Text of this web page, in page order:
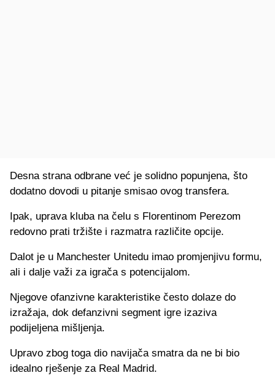
Desna strana odbrane već je solidno popunjena, što
dodatno dovodi u pitanje smisao ovog transfera.
Ipak, uprava kluba na čelu s Florentinom Perezom
redovno prati tržište i razmatra različite opcije.
Dalot je u Manchester Unitedu imao promjenjivu formu,
ali i dalje važi za igrača s potencijalom.
Njegove ofanzivne karakteristike često dolaze do
izražaja, dok defanzivni segment igre izaziva
podijeljena mišljenja.
Upravo zbog toga dio navijača smatra da ne bi bio
idealno rješenje za Real Madrid.